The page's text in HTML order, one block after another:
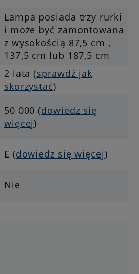
Lampa posiada trzy rurki
i może być zamontowana
z wysokością 87,5 cm ,
137,5 cm lub 187,5 cm
2 lata (sprawdź jak
skorzystać)
50 000 (dowiedz się
więcej)
E (dowiedz się więcej)
Nie